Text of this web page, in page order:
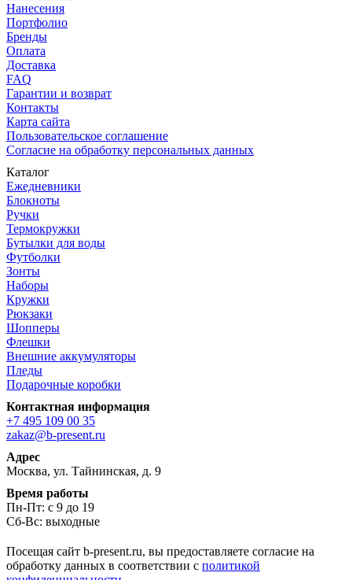
Нанесения
Портфолио
Бренды
Оплата
Доставка
FAQ
Гарантии и возврат
Контакты
Карта сайта
Пользовательское соглашение
Согласие на обработку персональных данных
Каталог
Ежедневники
Блокноты
Ручки
Термокружки
Бутылки для воды
Футболки
Зонты
Наборы
Кружки
Рюкзаки
Шопперы
Флешки
Внешние аккумуляторы
Пледы
Подарочные коробки
Контактная информация
+7 495 109 00 35
zakaz@b-present.ru
Адрес
Москва, ул. Тайнинская, д. 9
Время работы
Пн-Пт: с 9 до 19
Сб-Вс: выходные
Посещая сайт b-present.ru, вы предоставляете согласие на
обработку данных в соответствии с политикой